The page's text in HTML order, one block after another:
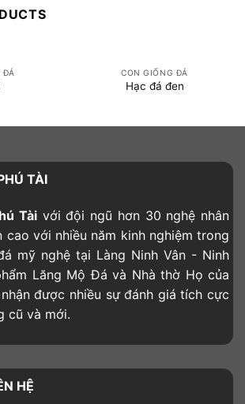
ĐÁ CON GIỐNG ĐÁ
Hạc đá đen
TÀI
Tàivới đội ngũ hơn 30 nghệ nhân
cao với nhiều năm kinh nghiệm trong
mỹ nghệ tại Làng Ninh Vân - Ninh
Lăng Mộ Đá và Nhà thờ Họ của
được nhiều sự đánh giá tích cực
cũ và mới.
HỆ